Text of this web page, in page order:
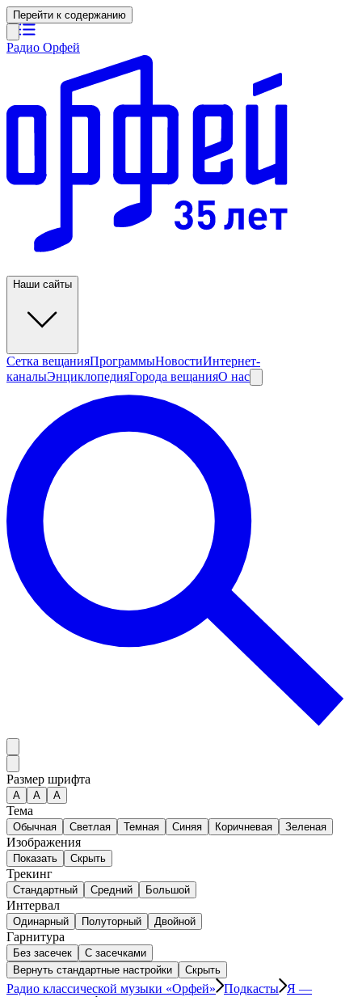
Перейти к содержанию
Радио Орфей
Наши сайты
Сетка вещанияПрограммыНовостиИнтернет-
каналыЭнциклопедияГорода вещанияО нас
Размер шрифта
А A A
Тема
Обычная Светлая Темная Синяя Коричневая Зеленая
Изображения
Показать Скрыть
Трекинг
Стандартный Средний Большой
Интервал
Одинарный Полуторный Двойной
Гарнитура
Без засечек
С засечками
Вернуть стандартные настройки
Скрыть
Радио классической музыки «Орфей» Подкасты
Я —